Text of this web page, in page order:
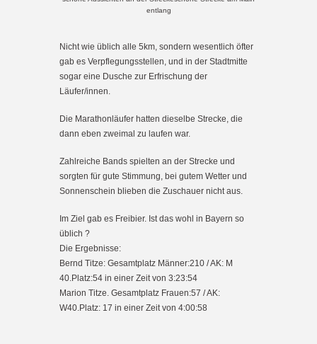
entlang
Nicht wie üblich alle 5km, sondern wesentlich öfter
gab es Verpflegungsstellen, und in der Stadtmitte
sogar eine Dusche zur Erfrischung der
Läufer/innen.
Die Marathonläufer hatten dieselbe Strecke, die
dann eben zweimal zu laufen war.
Zahlreiche Bands spielten an der Strecke und
sorgten für gute Stimmung, bei gutem Wetter und
Sonnenschein blieben die Zuschauer nicht aus.
Im Ziel gab es Freibier. Ist das wohl in Bayern so
üblich ?
Die Ergebnisse:
Bernd Titze: Gesamtplatz Männer:210 / AK: M
40.Platz:54 in einer Zeit von 3:23:54
Marion Titze. Gesamtplatz Frauen:57 / AK:
W40.Platz: 17 in einer Zeit von 4:00:58